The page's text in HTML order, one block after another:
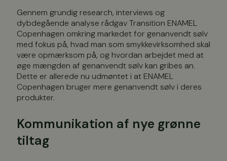
Gennem grundig research, interviews og
dybdegående analyse rådgav Transition ENAMEL
Copenhagen omkring markedet for genanvendt sølv
med fokus på, hvad man som smykkevirksomhed skal
være opmærksom på, og hvordan arbejdet med at
øge mængden af genanvendt sølv kan gribes an.
Dette er allerede nu udmøntet i at ENAMEL
Copenhagen bruger mere genanvendt sølv i deres
produkter.
Kommunikation af nye grønne
tiltag